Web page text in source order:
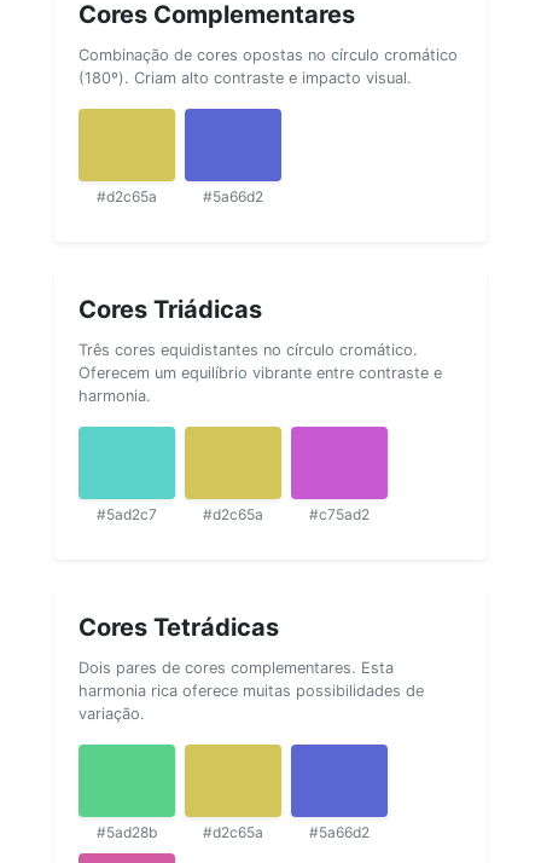
Cores Complementares
Combinação de cores opostas no círculo cromático
(180º). Criam alto contraste e impacto visual.
#d2c65a #5a66d2
Cores Triádicas
Três cores equidistantes no círculo cromático.
Oferecem um equilíbrio vibrante entre contraste e
harmonia.
#5ad2c7 #d2c65a #c75ad2
Cores Tetrádicas
Dois pares de cores complementares. Esta
harmonia rica oferece muitas possibilidades de
variação.
#5ad28b #d2c65a #5a66d2